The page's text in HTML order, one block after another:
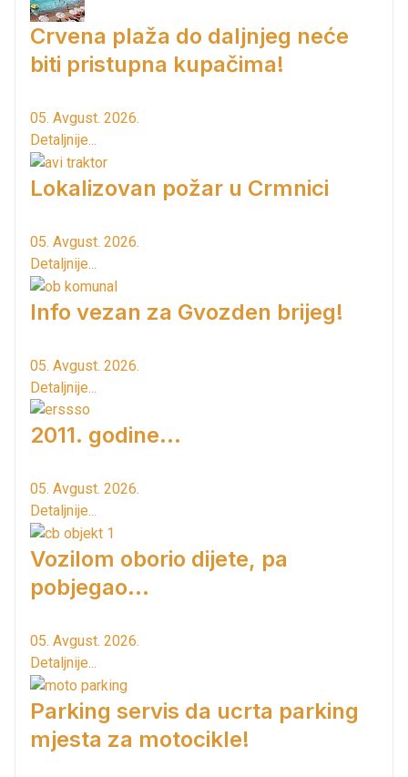
Crvena plaža do daljnjeg neće
biti pristupna kupačima!
05. Avgust. 2026.
Detaljnije...
Lokalizovan požar u Crmnici
05. Avgust. 2026.
Detaljnije...
Info vezan za Gvozden brijeg!
05. Avgust. 2026.
Detaljnije...
2011. godine...
05. Avgust. 2026.
Detaljnije...
Vozilom oborio dijete, pa
pobjegao...
05. Avgust. 2026.
Detaljnije...
Parking servis da ucrta parking
mjesta za motocikle!